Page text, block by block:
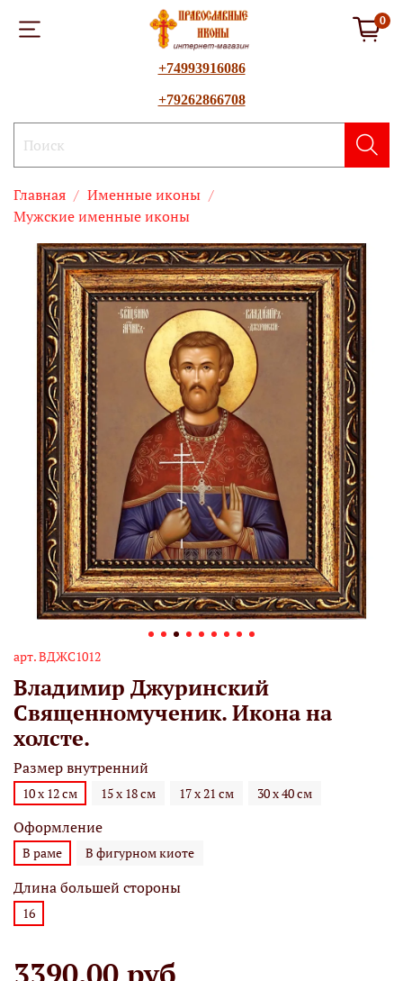
0
+74993916086
+79262866708
Главная
Именные иконы
Мужские именные иконы
арт.ВДЖС1012
Владимир Джуринский
Священномученик. Икона на
холсте.
Размер внутренний
10 х 12 см 15 х 18 см 17 х 21 см 30 х 40 см
Оформление
В раме В фигурном киоте
Длина большей стороны
16
3390.00 руб